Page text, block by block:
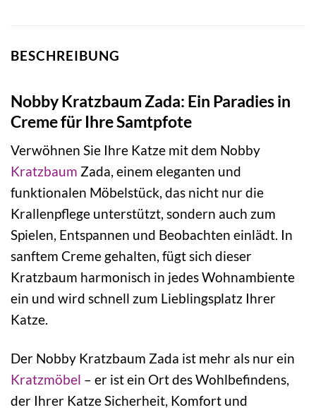
BESCHREIBUNG
Nobby Kratzbaum Zada: Ein Paradies in
Creme für Ihre Samtpfote
Verwöhnen Sie Ihre Katze mit dem Nobby
Kratzbaum Zada, einem eleganten und
funktionalen Möbelstück, das nicht nur die
Krallenpflege unterstützt, sondern auch zum
Spielen, Entspannen und Beobachten einlädt. In
sanftem Creme gehalten, fügt sich dieser
Kratzbaum harmonisch in jedes Wohnambiente
ein und wird schnell zum Lieblingsplatz Ihrer
Katze.
Der Nobby Kratzbaum Zada ist mehr als nur ein
Kratzmöbel – er ist ein Ort des Wohlbefindens,
der Ihrer Katze Sicherheit, Komfort und